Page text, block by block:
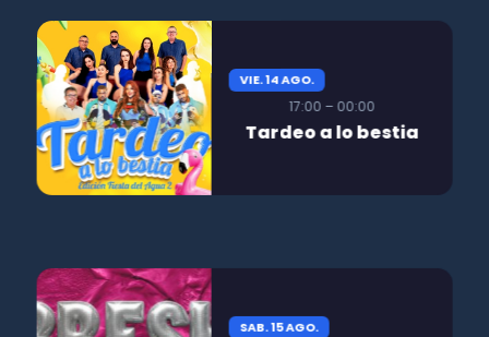
VIE. 14 AGO.
17:00 – 00:00
Tardeo a lo bestia
SAB. 15 AGO.